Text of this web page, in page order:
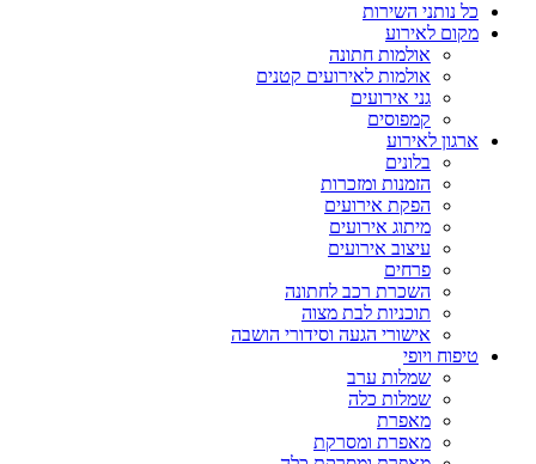
כל נותני השירות
מקום לאירוע
אולמות חתונה
אולמות לאירועים קטנים
גני אירועים
קמפוסים
ארגון לאירוע
בלונים
הזמנות ומזכרות
הפקת אירועים
מיתוג אירועים
עיצוב אירועים
פרחים
השכרת רכב לחתונה
תוכניות לבת מצוה
אישורי הגעה וסידורי הושבה
טיפוח ויופי
שמלות ערב
שמלות כלה
מאפרת
מאפרת ומסרקת